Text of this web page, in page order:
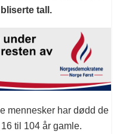
tall.
mennesker har dødd de
til 104 år gamle.